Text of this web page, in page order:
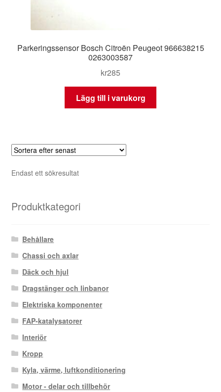
Parkeringssensor Bosch Citroën Peugeot 966638215
0263003587
kr285
Lägg till i varukorg
Endast ett sökresultat
Produktkategori
Behållare
Chassi och axlar
Däck och hjul
Dragstänger och linbanor
Elektriska komponenter
FAP-katalysatorer
Interiör
Kropp
Kyla, värme, luftkonditionering
Motor - delar och tillbehör